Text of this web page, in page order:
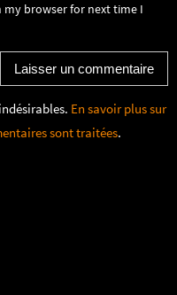
my browser for next time I
En savoir plus sur
sont traitées.